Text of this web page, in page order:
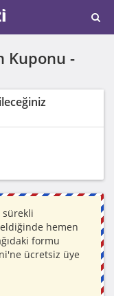
Kuponu -
sürekli
hemen
formu
ücretsiz üye